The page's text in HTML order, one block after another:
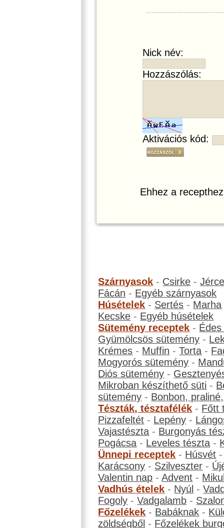
Nick név:
Hozzászólás:
Aktivációs kód:
Ehhez a
Szárnyasok - Csirke -
Fácán - Egyéb szárnyasok
Húsételek - Sertés - Marha
Kecske - Egyéb húsételek
Sütemény receptek -
Gyümölcsös sütemény -
Krémes - Muffin -Torta -
Mogyorós sütemény -
Diós sütemény -
Mikroban készíthető süti -
sütemény - Bonbon,
Tészták, tésztafélék - Főtt
Pizzafeltét - Lepény -
Vajastészta - Burgonyás
Pogácsa - Leveles tészta -
Ünnepi receptek - Húsvét
Karácsony - Szilveszter -
Valentin nap -Advent -
Vadhús ételek - Nyúl -
Fogoly -Vadgalamb -
Főzelékek - Babáknak -
zöldségből - Főzelékek